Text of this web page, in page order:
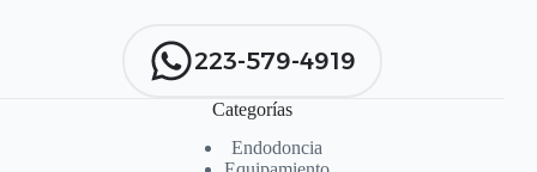
223-579-4919
Categorías
Endodoncia